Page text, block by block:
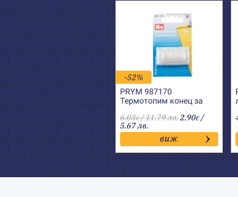
-52%
PRYM 987170
Термотопим конец за
6.03€/ 11.79 лв.2.90€ /
5.67 лв.
виж